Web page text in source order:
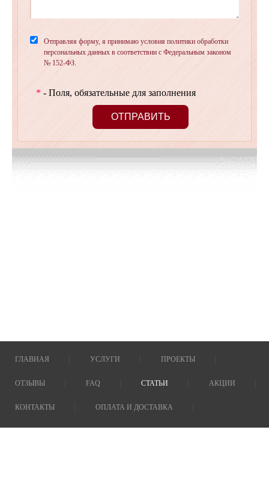
Отправляя форму, я принимаю условия политики обработки
персональных данных в соответствии с Федеральным законом
№ 152-ФЗ.
* - Поля, обязательные для заполнения
ГЛАВНАЯ УСЛУГИ ПРОЕКТЫ
ОТЗЫВЫ FAQ СТАТЬИ АКЦИИ
КОНТАКТЫ ОПЛАТА И ДОСТАВКА